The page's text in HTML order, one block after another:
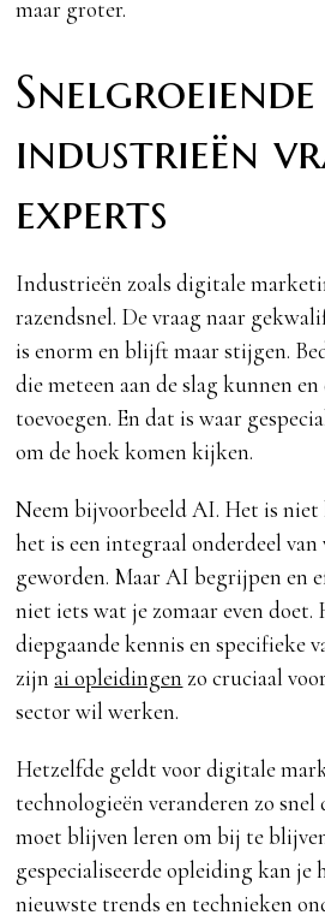
maar groter.
Snelgroeiende
industrieën
experts
Industrieën zoals digitale
razendsnel. De vraag naar
is enorm en blijft maar stijgen.
die meteen aan de slag kunnen
toevoegen. En dat is waar
om de hoek komen kijken.
Neem bijvoorbeeld AI. Het is niet
het is een integraal onderdeel van
geworden. Maar AI begrijpen en
niet iets wat je zomaar even doet.
diepgaande kennis en specifieke
zijnai opleidingen zo cruciaal
sector wil werken.
Hetzelfde geldt voor digitale
technologieën veranderen zo
moet blijven leren om bij te
gespecialiseerde opleiding kan je
nieuwste trends en technieken